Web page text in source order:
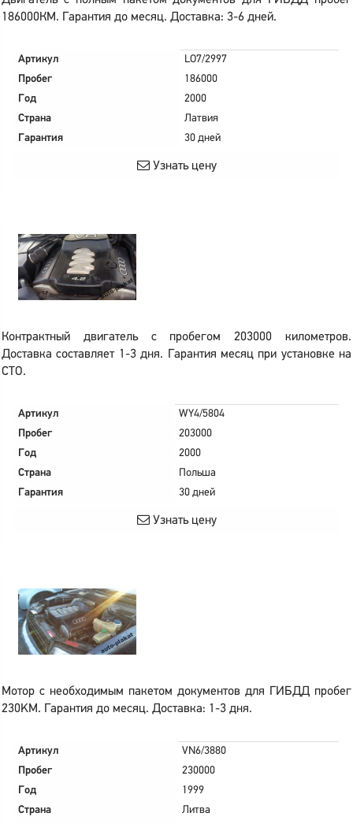
186000КМ. Гарантия до месяц. Доставка: 3-6 дней.
Артикул
LO7/2997
Пробег
186000
Год
2000
Страна
Латвия
Гарантия
30 дней
Узнать цену
Контрактный двигатель с пробегом 203000 километров.
Доставка составляет 1-3 дня. Гарантия месяц при установке на
СТО.
Артикул
WY4/5804
Пробег
203000
Год
2000
Страна
Польша
Гарантия
30 дней
Узнать цену
Мотор с необходимым пакетом документов для ГИБДД пробег
230KM. Гарантия до месяц. Доставка: 1-3 дня.
Артикул
VN6/3880
Пробег
230000
Год
1999
Страна
Литва